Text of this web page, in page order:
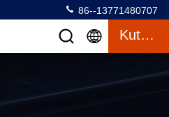
86--13771480707
Kutipan